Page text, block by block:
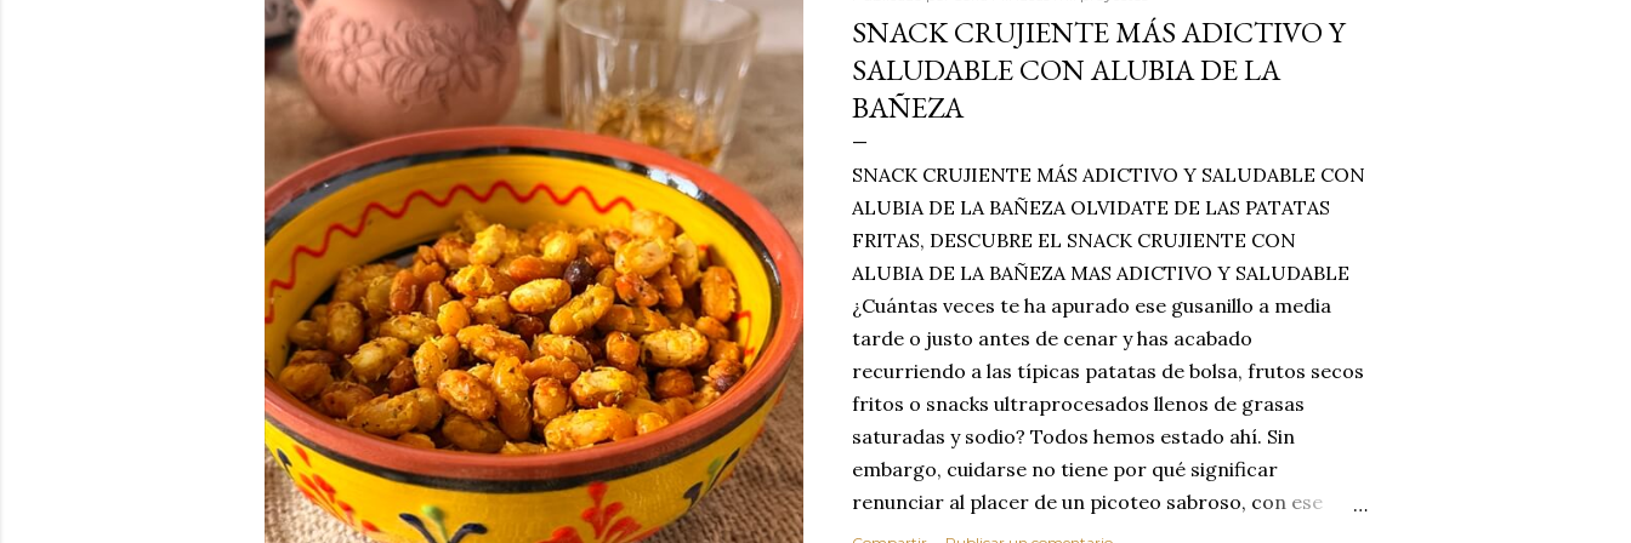
SNACK CRUJIENTE MÁS ADICTIVO Y
SALUDABLE CON ALUBIA DE LA
BAÑEZA
SNACK CRUJIENTE MÁS ADICTIVO Y SALUDABLE CON
ALUBIA DE LA BAÑEZA OLVIDATE DE LAS PATATAS
FRITAS, DESCUBRE EL SNACK CRUJIENTE CON
ALUBIA DE LA BAÑEZA MAS ADICTIVO Y SALUDABLE
¿Cuántas veces te ha apurado ese gusanillo a media
tarde o justo antes de cenar y has acabado
recurriendo a las típicas patatas de bolsa, frutos secos
fritos o snacks ultraprocesados llenos de grasas
saturadas y sodio? Todos hemos estado ahí. Sin
embargo, cuidarse no tiene por qué significar
renunciar al placer de un picoteo sabroso, con ese
toque tostado y crujiente que tanto nos satisface.